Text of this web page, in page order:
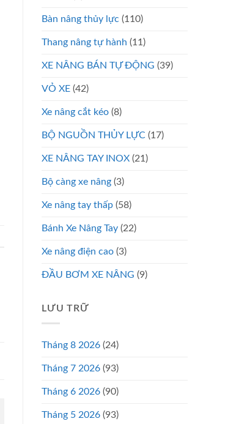
Bàn nâng thủy lực (110)
Thang nâng tự hành (11)
XE NÂNG BÁN TỰ ĐỘNG (39)
VỎ XE (42)
Xe nâng cắt kéo (8)
BỘ NGUỒN THỦY LỰC (17)
XE NÂNG TAY INOX (21)
Bộ càng xe nâng (3)
Xe nâng tay thấp (58)
Bánh Xe Nâng Tay (22)
Xe nâng điện cao (3)
ĐẦU BƠM XE NÂNG (9)
LƯU TRỮ
Tháng 8 2026 (24)
Tháng 7 2026 (93)
Tháng 6 2026 (90)
Tháng 5 2026 (93)